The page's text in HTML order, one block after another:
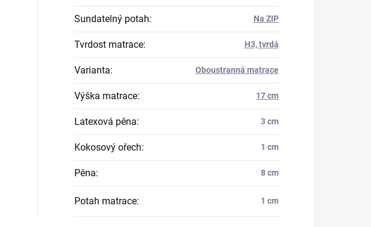
Sundatelný potah: Na ZIP
Tvrdost matrace: H3, tvrdá
Varianta: Oboustranná matrace
Výška matrace: 17 cm
Latexová pěna: 3 cm
Kokosový ořech: 1 cm
Pěna: 8 cm
Potah matrace: 1 cm